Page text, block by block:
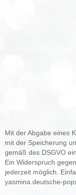
Mit der Abgabe eines
mit der Speicherung
gemäß des DSGVO
Ein Widerspruch
jederzeit möglich.
yasmina.deutsche-